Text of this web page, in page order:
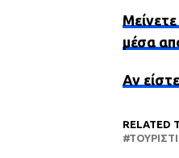
μέσα
Αν
RELATED